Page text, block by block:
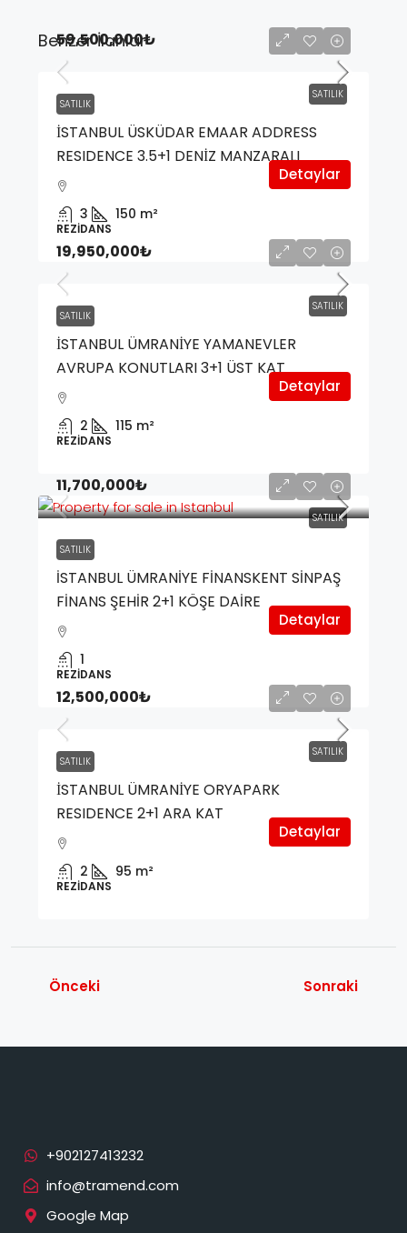
Benzer İlanlar
SATILIK
59,500,000₺
SATILIK
İSTANBUL ÜSKÜDAR EMAAR ADDRESS
RESIDENCE 3.5+1 DENİZ MANZARALI
3 150 m²
REZIDANS
Detaylar
SATILIK
19,950,000₺
SATILIK
İSTANBUL ÜMRANİYE YAMANEVLER
AVRUPA KONUTLARI 3+1 ÜST KAT
2 115 m²
REZIDANS
Detaylar
SATILIK
11,700,000₺
SATILIK
İSTANBUL ÜMRANİYE FİNANSKENT SİNPAŞ
FİNANS ŞEHİR 2+1 KÖŞE DAİRE
1
REZIDANS
Detaylar
SATILIK
12,500,000₺
SATILIK
İSTANBUL ÜMRANİYE ORYAPARK
RESIDENCE 2+1 ARA KAT
2 95 m²
REZIDANS
Detaylar
Önceki Sonraki
info@tramend.com
Google Map